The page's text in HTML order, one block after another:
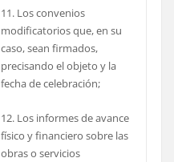
11. Los convenios
modificatorios que, en su
caso, sean firmados,
precisando el objeto y la
fecha de celebración;
12. Los informes de avance
físico y financiero sobre las
obras o servicios